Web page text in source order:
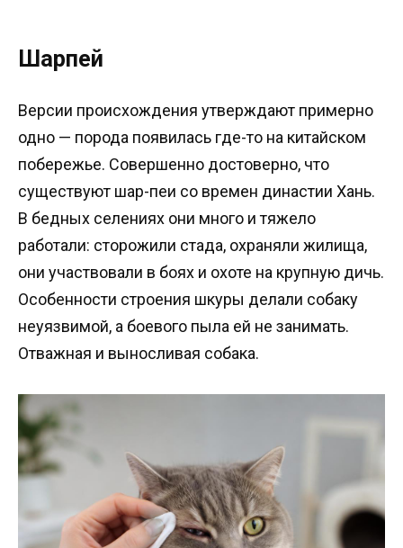
Шарпей
Версии происхождения утверждают примерно
одно — порода появилась где-то на китайском
побережье. Совершенно достоверно, что
существуют шар-пеи со времен династии Хань.
В бедных селениях они много и тяжело
работали: сторожили стада, охраняли жилища,
они участвовали в боях и охоте на крупную дичь.
Особенности строения шкуры делали собаку
неуязвимой, а боевого пыла ей не занимать.
Отважная и выносливая собака.